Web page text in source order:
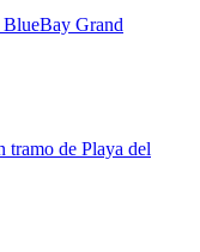
BlueBay Grand
tramo de Playa del